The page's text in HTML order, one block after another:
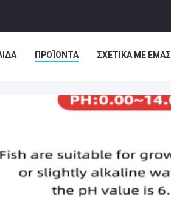
ΠΡΟΪΌΝΤΑ ΣΧΕΤΙΚΆ ΜΕ ΕΜΆΣ